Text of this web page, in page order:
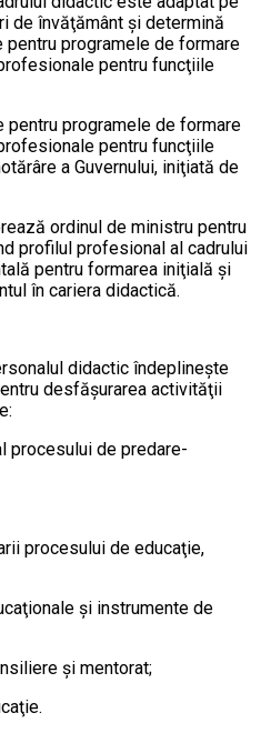
de învăţământ şi determină
programele de formare
pentru funcţiile
programele de formare
pentru funcţiile
a Guvernului, iniţiată de
ordinul de ministru pentru
profilul profesional al cadrului
pentru formarea iniţială şi
în cariera didactică.
didactic îndeplineşte
desfăşurarea activităţii
procesului de predare-
procesului de educaţie,
şi instrumente de
şi mentorat;